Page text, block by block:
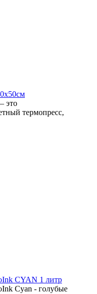
это
термопресс,
CYAN 1 литр
Cyan - голубые